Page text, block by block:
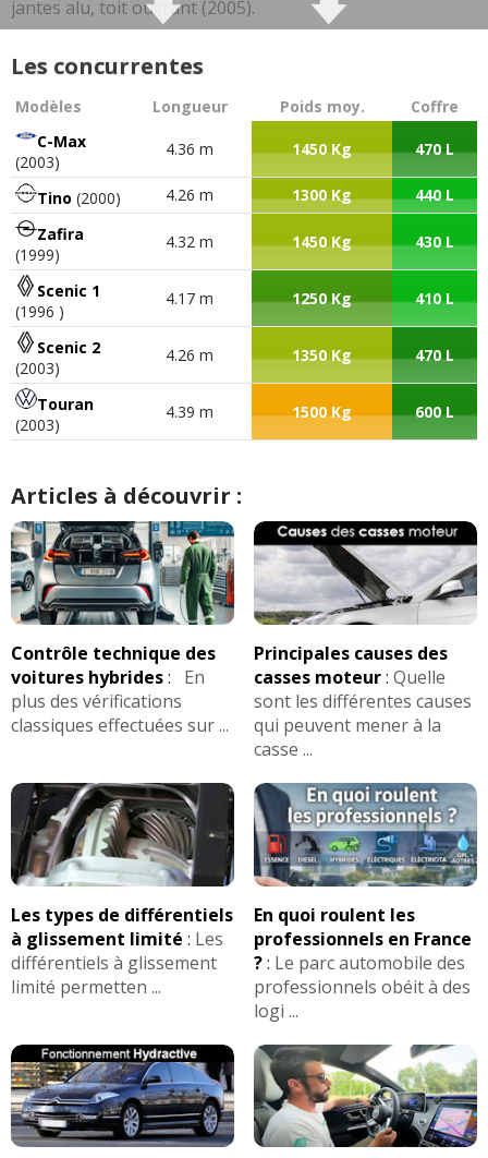
jantes alu, toit ouvrant (2005).
Vitres arrière électriques, ESP et régulateur de vitesse
(après 2002), phares et essuie-glaces automatiques
Les concurrentes
Modèles Longueur Poids moy.
Coffre
C-Max
(2003)
4.36 m 1450 Kg 470 L
Tino (2000) 4.26 m 1300 Kg
440 L
Zafira
(1999)
4.32 m 1450 Kg 430 L
Scenic 1
(1996 )
4.17 m 1250 Kg 410 L
Scenic 2
(2003)
4.26 m 1350 Kg 470 L
Touran
(2003)
4.39 m 1500 Kg 600 L
Articles à découvrir :
Contrôle technique des
voitures hybrides:
En
plus des vérifications
classiques effectuées sur ...
Principales causes des
casses moteur: Quelle
sont les différentes causes
qui peuvent mener à la
casse ...
Les types de différentiels
à glissement limité : Les
différentiels à glissement
limité permetten ...
En quoi roulent les
professionnels en France
?: Le parc automobile des
professionnels obéit à des
logi ...